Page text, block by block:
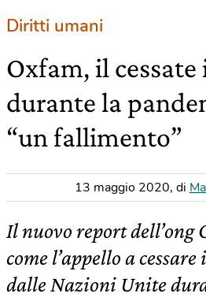
Diritti umani
Oxfam, il
durante la
“un fallimento”
13 maggio 2020, di
Il nuovo report dell’ong
come l’appello a
dalle Nazioni Unite